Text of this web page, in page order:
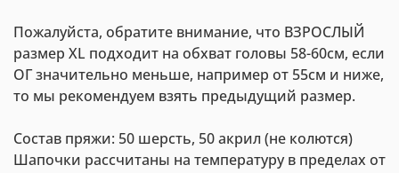
Пожалуйста, обратите внимание, что ВЗРОСЛЫЙ
размер XL подходит на обхват головы 58-60см, если
ОГ значительно меньше, например от 55см и ниже,
то мы рекомендуем взять предыдущий размер.
Состав пряжи: 50 шерсть, 50 акрил (не колются)
Шапочки рассчитаны на температуру в пределах от